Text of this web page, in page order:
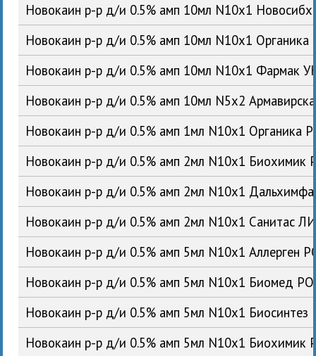
Новокаин р-р д/и 0.5% амп 10мл N10x1
Новокаин р-р д/и 0.5% амп 10мл N10x1
Новокаин р-р д/и 0.5% амп 10мл N10x1 Фармак
Новокаин р-р д/и 0.5% амп 10мл N5x2
Новокаин р-р д/и 0.5% амп 1мл N10x1 Органика
Новокаин р-р д/и 0.5% амп 2мл N10x1 Биохимик
Новокаин р-р д/и 0.5% амп 2мл N10x1
Новокаин р-р д/и 0.5% амп 2мл N10x1 Санитас
Новокаин р-р д/и 0.5% амп 5мл N10x1 Аллерген
Новокаин р-р д/и 0.5% амп 5мл N10x1 Биомед
Новокаин р-р д/и 0.5% амп 5мл N10x1 Биосинтез
Новокаин р-р д/и 0.5% амп 5мл N10x1 Биохимик